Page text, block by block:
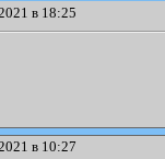
в 18:25
в 10:27